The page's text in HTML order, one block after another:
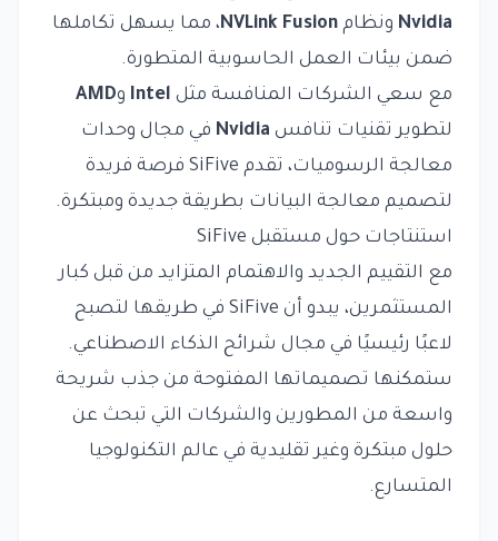
Nvidia ونظام NVLink Fusion، مما يسهل تكاملها
ضمن بيئات العمل الحاسوبية المتطورة.
مع سعي الشركات المنافسة مثل Intel وAMD
لتطوير تقنيات تنافس Nvidia في مجال وحدات
معالجة الرسوميات، تقدم SiFive فرصة فريدة
لتصميم معالجة البيانات بطريقة جديدة ومبتكرة.
استنتاجات حول مستقبل SiFive
مع التقييم الجديد والاهتمام المتزايد من قبل كبار
المستثمرين، يبدو أن SiFive في طريقها لتصبح
لاعبًا رئيسيًا في مجال شرائح الذكاء الاصطناعي.
ستمكنها تصميماتها المفتوحة من جذب شريحة
واسعة من المطورين والشركات التي تبحث عن
حلول مبتكرة وغير تقليدية في عالم التكنولوجيا
المتسارع.